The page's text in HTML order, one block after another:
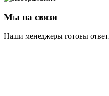
Мы на связи
Наши менеджеры готовы